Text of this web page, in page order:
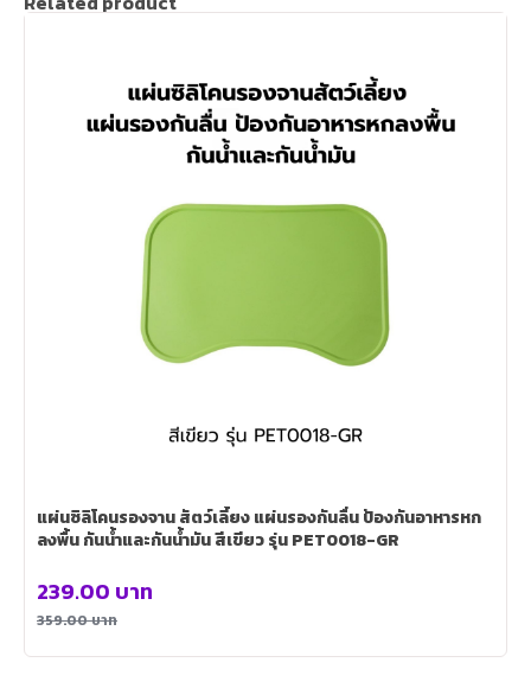
แผ่นซิลิโคนรองจาน สัตว์เลี้ยง แผ่นรองกันลื่น ป้องกันอาหารหก
ลงพื้น กันน้ำและกันน้ำมัน สีเขียว รุ่น PET0018-GR
359.00บาท
239.00 บาท